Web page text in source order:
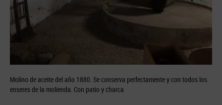
Molino de aceite del año 1880. Se conserva perfectamente y con todos los
enseres de la molienda. Con patio y charca